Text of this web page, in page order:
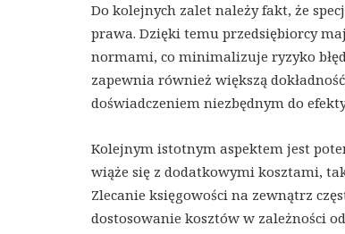
Do kolejnych zalet należy fakt, że
prawa. Dzięki temu przedsiębiorcy
normami, co minimalizuje ryzyko
zapewnia również większą
doświadczeniem niezbędnym do
Kolejnym istotnym aspektem jest
wiąże się z dodatkowymi kosztami,
Zlecanie księgowości na zewnątrz
dostosowanie kosztów w zależności